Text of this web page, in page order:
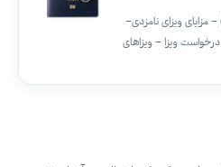
– ویزای نامزدی (سابکلاس ۳۰۰)‌ – مزایای ویزای نامزدی–
ویزا – ویزاهای